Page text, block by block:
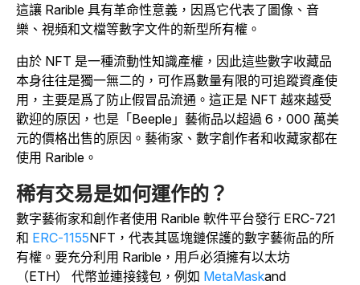
這讓 Rarible 具有革命性意義，因爲它代表了圖像、音
樂、視頻和文檔等數字文件的新型所有權。
由於 NFT 是一種流動性知識產權，因此這些數字收藏品
本身往往是獨一無二的，可作爲數量有限的可追蹤資產使
用，主要是爲了防止假冒品流通。這正是 NFT 越來越受
歡迎的原因，也是「Beeple」藝術品以超過 6，000 萬美
元的價格出售的原因。藝術家、數字創作者和收藏家都在
使用 Rarible。
稀有交易是如何運作的？
數字藝術家和創作者使用 Rarible 軟件平台發行 ERC-721
和 ERC-1155NFT，代表其區塊鏈保護的數字藝術品的所
有權。要充分利用 Rarible，用戶必須擁有以太坊
（ETH） 代幣並連接錢包，例如 MetaMaskand